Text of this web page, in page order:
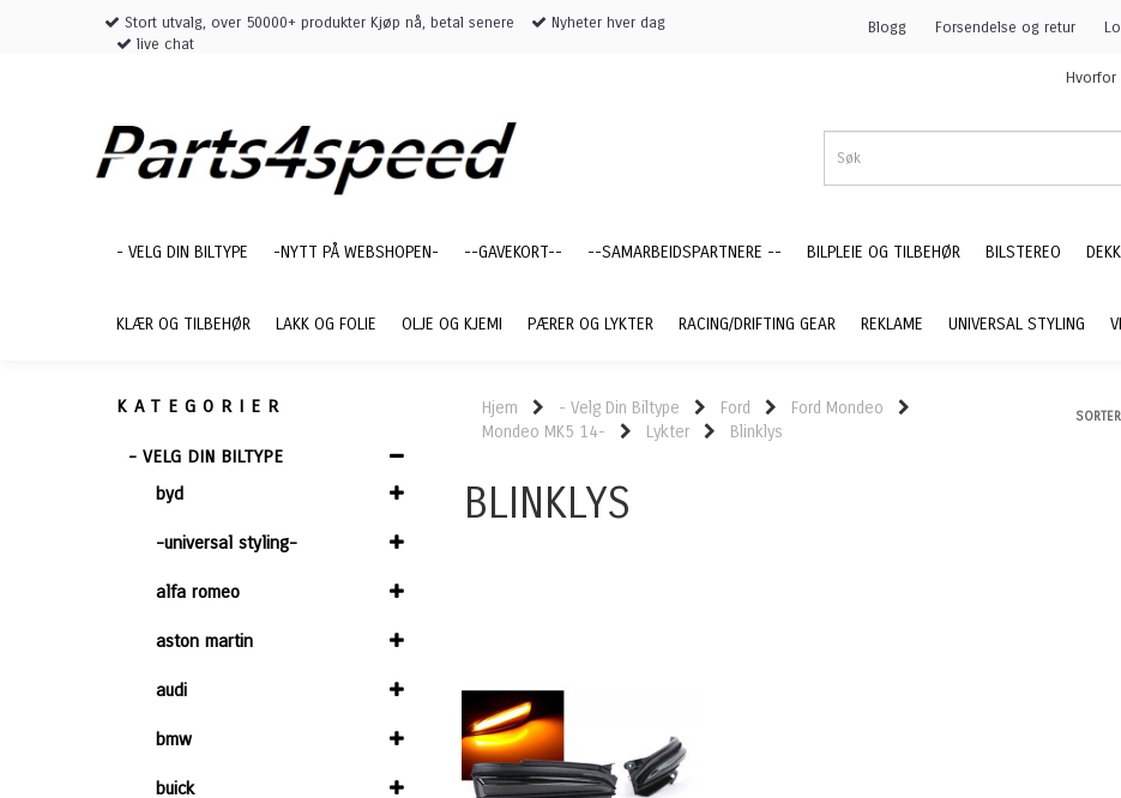
Stort utvalg, over 50000+ produkter Kjøp nå, betal senere
Nyheter hver dag
live chat
Blogg Forsendelse og retur
Hvorfor
- VELG DIN BILTYPE -NYTT PÅ WEBSHOPEN- --GAVEKORT-- --SAMARBEIDSPARTNERE -- BILPLEIE OG TILBEHØR BILSTEREO
KLÆR OG TILBEHØR LAKK OG FOLIE OLJE OG KJEMI PÆRER OG LYKTER RACING/DRIFTING GEAR REKLAME UNIVERSAL STYLING
KATEGORIER
- VELG DIN BILTYPE
byd
-universal styling-
alfa romeo
aston martin
audi
bmw
buick
Hjem - Velg Din Biltype Ford
Ford Mondeo
Mondeo MK5 14-
Lykter Blinklys
BLINKLYS